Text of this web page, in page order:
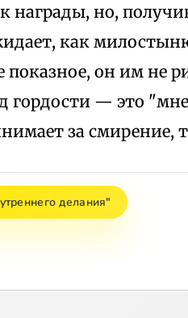
награды, но,
как
показное, он им не
гордости — это
за смирение,
делания"